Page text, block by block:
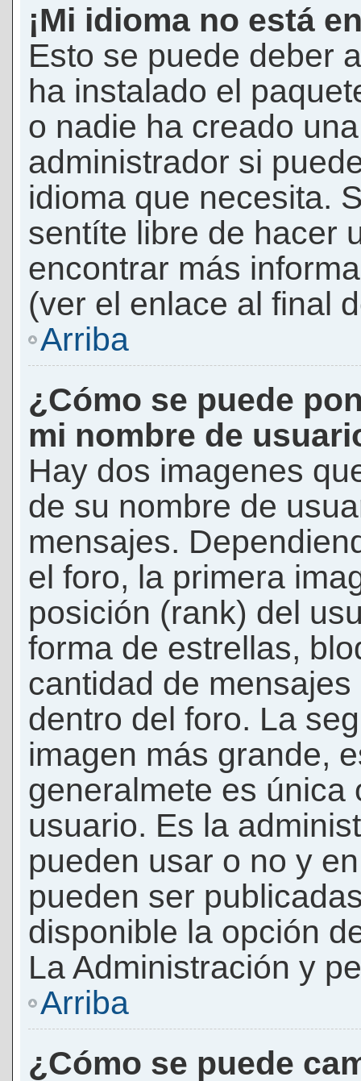
¡Mi idioma no está
Esto se puede deber
ha instalado el
o nadie ha creado
administrador si
idioma que necesita.
sentíte libre de hacer
encontrar más
(ver el enlace al final
Arriba
¿Cómo se puede
mi nombre de
Hay dos imagenes
de su nombre de
mensajes.
el foro, la primera
posición (rank) del
forma de estrellas,
cantidad de
dentro del foro. La
imagen más grande,
generalmete es única
usuario. Es la
pueden usar o no y
pueden ser
disponible la opción
La Administración y
Arriba
¿Cómo se puede